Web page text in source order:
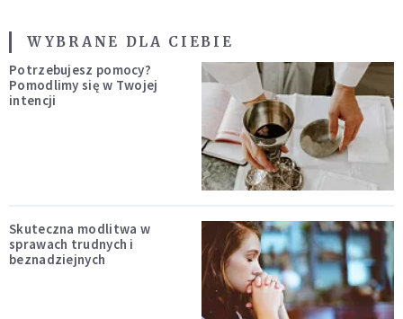
WYBRANE DLA CIEBIE
Potrzebujesz pomocy?
Pomodlimy się w Twojej
intencji
Skuteczna modlitwa w
sprawach trudnych i
beznadziejnych